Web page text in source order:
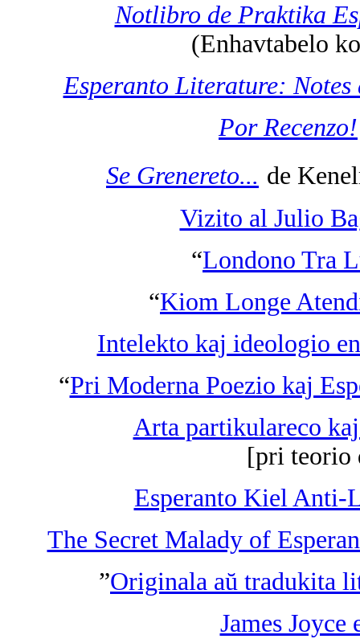
Notlibro de Praktika
(Enhavtabelo
Esperanto Literature: Notes
Por Recenzo!
Se Grenereto... de
Vizito al Julio
“Londono Tra
“Kiom Longe
Intelekto kaj ideologio
“Pri Moderna Poezio kaj
Arta partikulareco
[pri teorio
Esperanto Kiel Anti-
The Secret Malady of
”Originala aŭ tradukita
James Joyce